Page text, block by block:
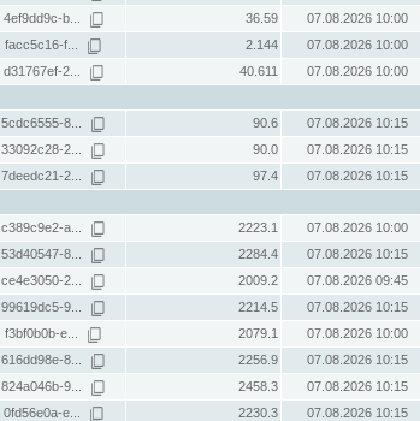
4ef9dd9c-b... 36.59
07.08.2026 10:00
facc5c16-f... 2.144
07.08.2026 10:00
d31767ef-2... 40.611
07.08.2026 10:00
5cdc6555-8... 90.6
07.08.2026 10:15
33092c28-2... 90.0
07.08.2026 10:15
7deedc21-2... 97.4
07.08.2026 10:15
c389c9e2-a... 2223.1
07.08.2026 10:00
53d40547-8... 2284.4
07.08.2026 10:15
ce4e3050-2... 2009.2
07.08.2026 09:45
99619dc5-9... 2214.5
07.08.2026 10:15
f3bf0b0b-e... 2079.1
07.08.2026 10:00
616dd98e-8... 2256.9
07.08.2026 10:15
824a046b-9... 2458.3
07.08.2026 10:15
0fd56e0a-e... 2230.3
07.08.2026 10:15